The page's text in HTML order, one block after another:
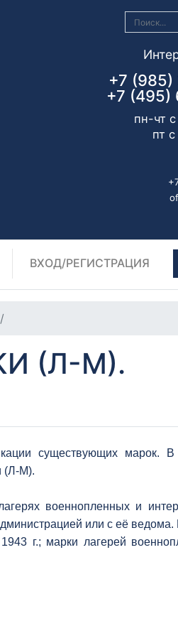
+7
+7 (495)
пн-чт
пт
ВХОД/РЕГИСТРАЦИЯ
(Л-М).
существующих марок.
(Л-М).
военнопленных и
или с её
г.; марки лагерей